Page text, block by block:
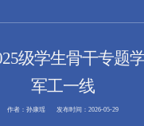
级学生骨干专题
军工一线
作者：孙康瑶 发布时间：2026-05-29